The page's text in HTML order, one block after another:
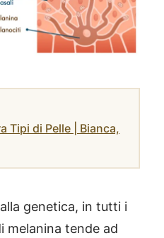
Tipi di Pelle | Bianca,
genetica, in tutti i
melanina tende ad